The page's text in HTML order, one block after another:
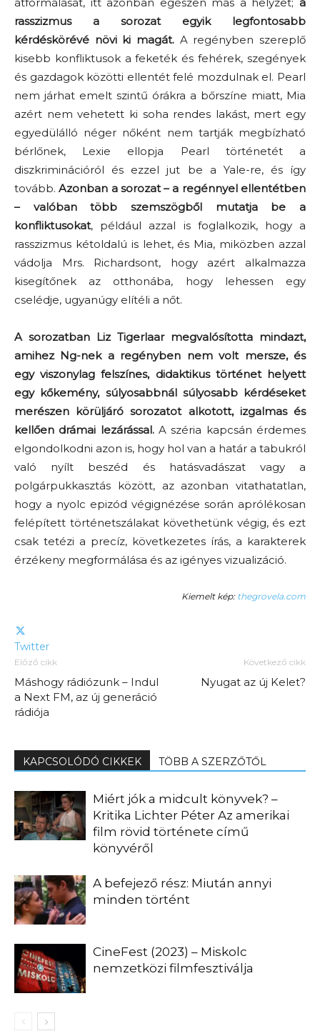
rasszizmus a sorozat egyik legfontosabb
kérdéskörévé növi ki magát. A regényben szereplő
kisebb konfliktusok a feketék és fehérek, szegények
és gazdagok közötti ellentét felé mozdulnak el. Pearl
nem járhat emelt szintű órákra a bőrszíne miatt, Mia
azért nem vehetett ki soha rendes lakást, mert egy
egyedülálló néger nőként nem tartják megbízható
bérlőnek, Lexie ellopja Pearl történetét a
diszkriminációról és ezzel jut be a Yale-re, és így
tovább.Azonban a sorozat – a regénnyel ellentétben
– valóban több szemszögből mutatja be a
konfliktusokat, például azzal is foglalkozik, hogy a
rasszizmus kétoldalú is lehet, és Mia, miközben azzal
vádolja Mrs. Richardsont, hogy azért alkalmazza
kisegítőnek az otthonába, hogy lehessen egy
cselédje, ugyanúgy elítéli a nőt.
A sorozatban Liz Tigerlaar megvalósította mindazt,
amihez Ng-nek a regényben nem volt mersze, és
egy viszonylag felszínes, didaktikus történet helyett
egy kőkemény, súlyosabbnál súlyosabb kérdéseket
merészen körüljáró sorozatot alkotott, izgalmas és
kellően drámai lezárással.A széria kapcsán érdemes
elgondolkodni azon is, hogy hol van a határ a tabukról
való nyílt beszéd és hatásvadászat vagy a
polgárpukkasztás között, az azonban vitathatatlan,
hogy a nyolc epizód végignézése során aprólékosan
felépített történetszálakat követhetünk végig, és ezt
csak tetézi a precíz, következetes írás, a karakterek
érzékeny megformálása és az igényes vizualizáció.
Kiemelt kép: thegrovela.com
Twitter
Előző cikk
Máshogy rádiózunk – Indul
a Next FM, az új generáció
rádiója
Következő cikk
Nyugat az új Kelet?
KAPCSOLÓDÓ CIKKEK TÖBB A SZERZŐTŐL
Miért jók a midcult könyvek? –
Kritika Lichter Péter Az amerikai
film rövid története című
könyvéről
A befejező rész: Miután annyi
minden történt
CineFest (2023) – Miskolc
nemzetközi filmfesztiválja